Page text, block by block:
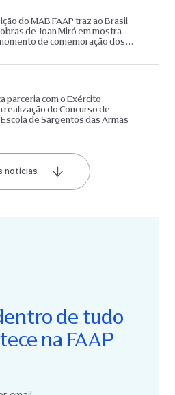
do MAB FAAP traz ao Brasil
de Joan Miró em mostra
de comemoração dos
parceria com o Exército
realização do Concurso de
de Sargentos das Armas
notícias
de tudo
na FAAP